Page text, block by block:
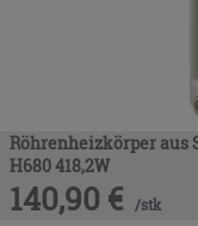
Röhrenheizkörper aus
H680 418,2W
140,90 € /stk